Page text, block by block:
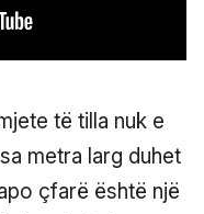
të tilla nuk e
metra larg duhet
çfarë është një